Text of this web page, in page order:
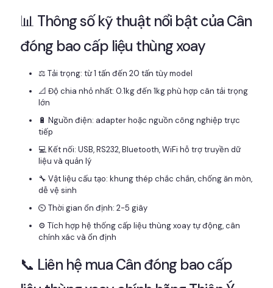
📊 Thông số kỹ thuật nổi bật của Cân
đóng bao cấp liệu thùng xoay
⚖️ Tải trọng: từ 1 tấn đến 20 tấn tùy model
📐 Độ chia nhỏ nhất: 0.1kg đến 1kg phù hợp cân tải trọng
lớn
🔋 Nguồn điện: adapter hoặc nguồn công nghiệp trực
tiếp
💻 Kết nối: USB, RS232, Bluetooth, WiFi hỗ trợ truyền dữ
liệu và quản lý
🔧 Vật liệu cấu tạo: khung thép chắc chắn, chống ăn mòn,
dễ vệ sinh
⏲️ Thời gian ổn định: 2-5 giây
⚙️ Tích hợp hệ thống cấp liệu thùng xoay tự động, cân
chính xác và ổn định
📞 Liên hệ mua Cân đóng bao cấp